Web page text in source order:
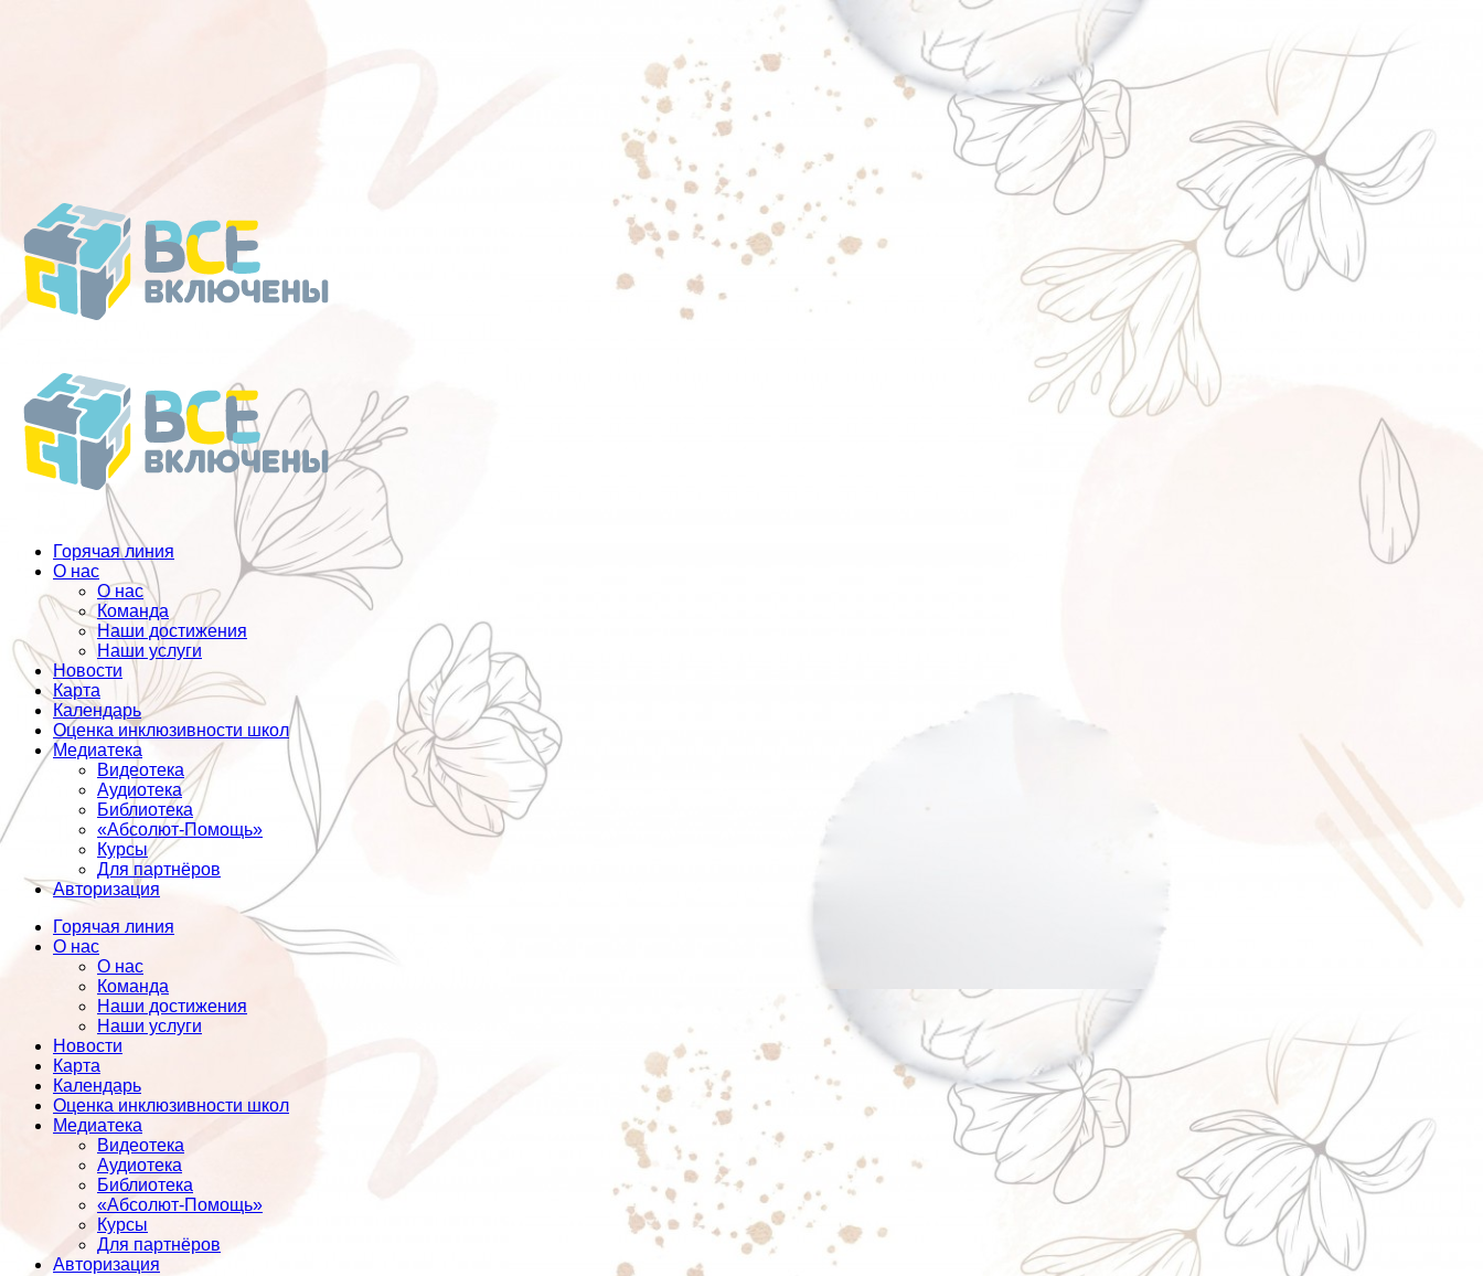
Горячая линия
О нас
О нас
Команда
Наши достижения
Наши услуги
Новости
Карта
Календарь
Оценка инклюзивности школ
Медиатека
Видеотека
Аудиотека
Библиотека
«Абсолют-Помощь»
Курсы
Для партнёров
Авторизация
Горячая линия
О нас
О нас
Команда
Наши достижения
Наши услуги
Новости
Карта
Календарь
Оценка инклюзивности школ
Медиатека
Видеотека
Аудиотека
Библиотека
«Абсолют-Помощь»
Курсы
Для партнёров
Авторизация